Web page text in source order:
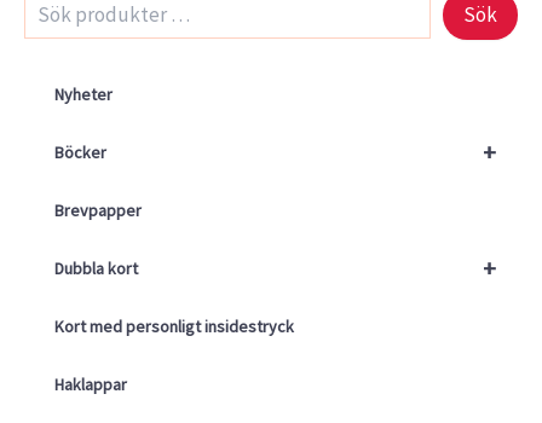
Sök
Nyheter
+
Böcker
Brevpapper
+
Dubbla kort
Kort med personligt insidestryck
Haklappar